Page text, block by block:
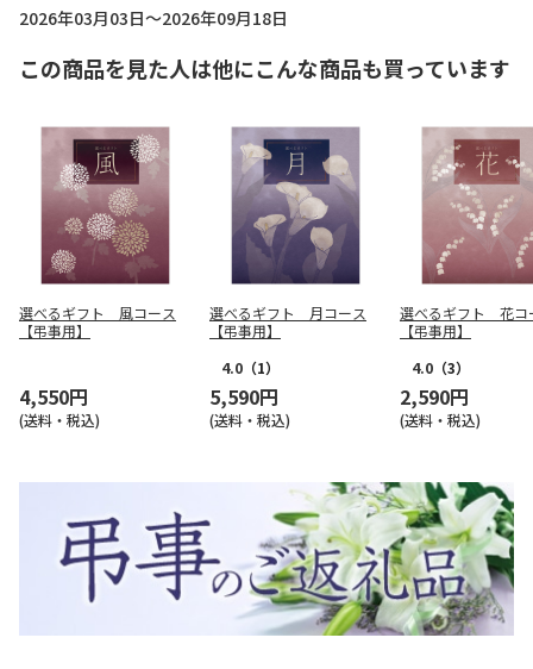
2026年03月03日～2026年09月18日
この商品を見た人は他にこんな商品も買っています
選べるギフト 風コース
【弔事用】
4,550円
(送料・税込)
選べるギフト 月コース
【弔事用】
4.0 （1）
5,590円
(送料・税込)
選べるギフト 花コ
【弔事用】
4.0 （3）
2,590円
(送料・税込)